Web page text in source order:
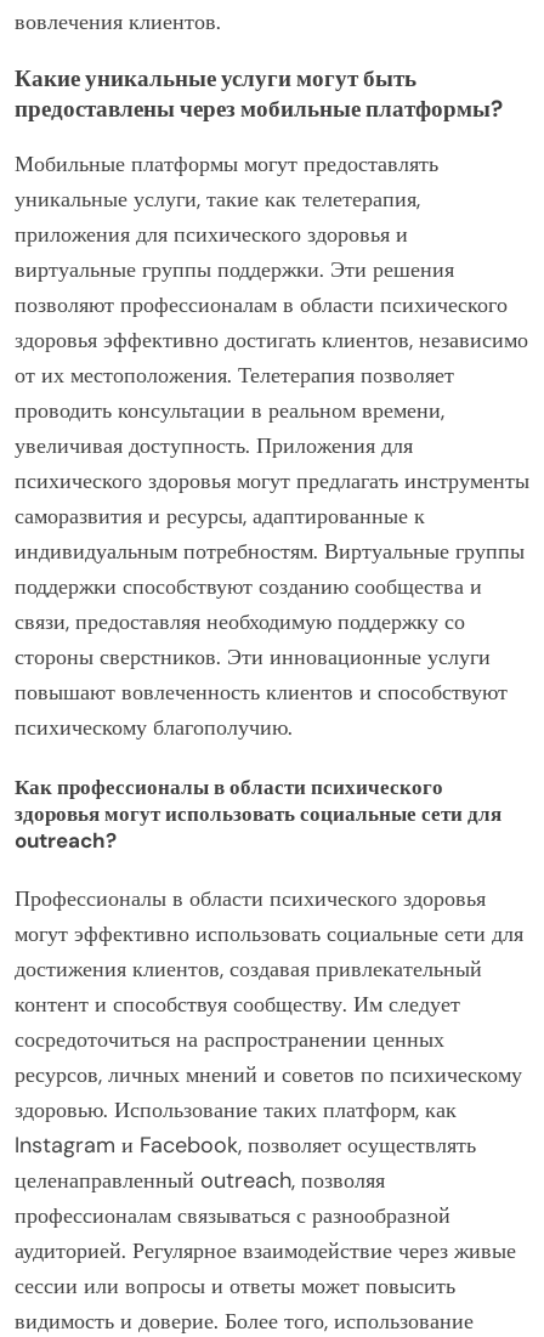
вовлечения клиентов.
Какие уникальные услуги могут быть
предоставлены через мобильные платформы?
Мобильные платформы могут предоставлять
уникальные услуги, такие как телетерапия,
приложения для психического здоровья и
виртуальные группы поддержки. Эти решения
позволяют профессионалам в области психического
здоровья эффективно достигать клиентов, независимо
от их местоположения. Телетерапия позволяет
проводить консультации в реальном времени,
увеличивая доступность. Приложения для
психического здоровья могут предлагать инструменты
саморазвития и ресурсы, адаптированные к
индивидуальным потребностям. Виртуальные группы
поддержки способствуют созданию сообщества и
связи, предоставляя необходимую поддержку со
стороны сверстников. Эти инновационные услуги
повышают вовлеченность клиентов и способствуют
психическому благополучию.
Как профессионалы в области психического
здоровья могут использовать социальные сети для
outreach?
Профессионалы в области психического здоровья
могут эффективно использовать социальные сети для
достижения клиентов, создавая привлекательный
контент и способствуя сообществу. Им следует
сосредоточиться на распространении ценных
ресурсов, личных мнений и советов по психическому
здоровью. Использование таких платформ, как
Instagram и Facebook, позволяет осуществлять
целенаправленный outreach, позволяя
профессионалам связываться с разнообразной
аудиторией. Регулярное взаимодействие через живые
сессии или вопросы и ответы может повысить
видимость и доверие. Более того, использование